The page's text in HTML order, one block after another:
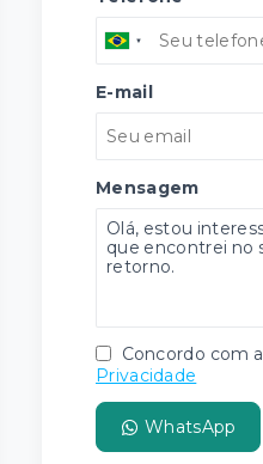
E-mail
Mensagem
Concordo com a
Privacidade
WhatsApp